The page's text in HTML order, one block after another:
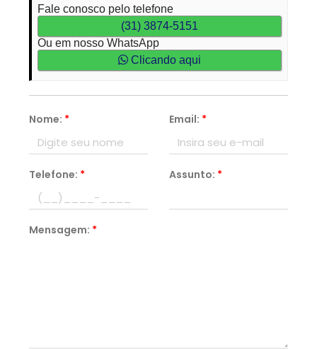
Fale conosco pelo telefone
(31) 3874-5151
Ou em nosso WhatsApp
Clicando aqui
Nome: * Email: *
Telefone: * Assunto: *
Mensagem: *